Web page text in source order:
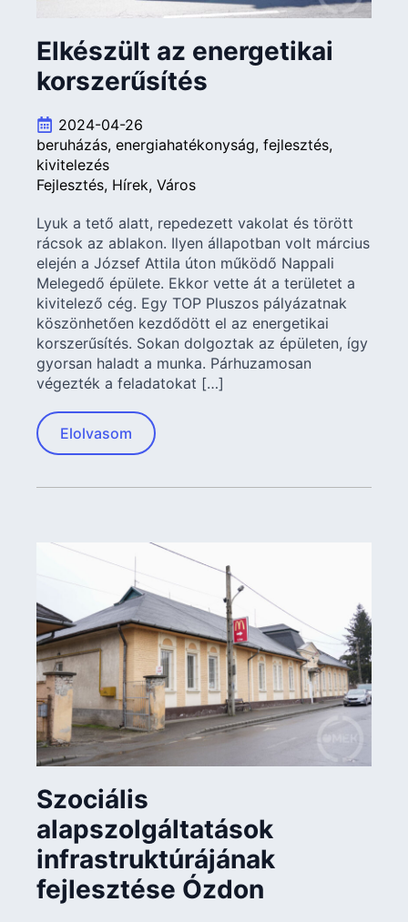
Elkészült az energetikai
korszerűsítés
2024-04-26
beruházás energiahatékonyság fejlesztés
kivitelezés
Fejlesztés Hírek Város
Lyuk a tető alatt, repedezett vakolat és törött
rácsok az ablakon. Ilyen állapotban volt március
elején a József Attila úton működő Nappali
Melegedő épülete. Ekkor vette át a területet a
kivitelező cég. Egy TOP Pluszos pályázatnak
köszönhetően kezdődött el az energetikai
korszerűsítés. Sokan dolgoztak az épületen, így
gyorsan haladt a munka. Párhuzamosan
végezték a feladatokat […]
Elolvasom
Szociális
alapszolgáltatások
infrastruktúrájának
fejlesztése Ózdon